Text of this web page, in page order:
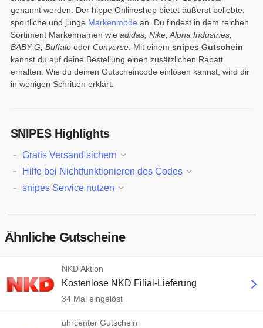
genannt werden. Der hippe Onlineshop bietet äußerst beliebte,
sportliche und junge Markenmode an. Du findest in dem reichen
Sortiment Markennamen wie adidas, Nike, Alpha Industries,
BABY-G, Buffalooder Converse. Mit einem snipes Gutschein
kannst du auf deine Bestellung einen zusätzlichen Rabatt
erhalten. Wie du deinen Gutscheincode einlösen kannst, wird dir
in wenigen Schritten erklärt.
SNIPES Highlights
Gratis Versand sichern
Hilfe bei Nichtfunktionieren des Codes
snipes Service nutzen
Ähnliche Gutscheine
NKD Aktion
Kostenlose NKD Filial-Lieferung
34 Mal eingelöst
uhrcenter Gutschein